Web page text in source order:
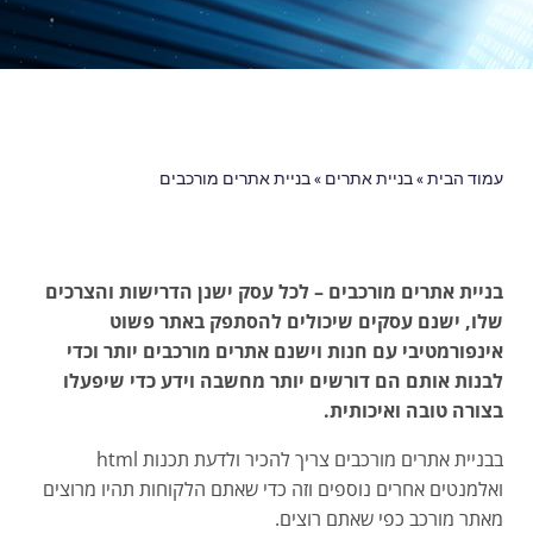
עמוד הבית»בניית אתרים »בניית אתרים מורכבים
בניית אתרים מורכבים – לכל עסק ישנן הדרישות והצרכים
שלו, ישנם עסקים שיכולים להסתפק באתר פשוט
אינפורמטיבי עם חנות וישנם אתרים מורכבים יותר וכדי
לבנות אותם הם דורשים יותר מחשבה וידע כדי שיפעלו
בצורה טובה ואיכותית.
בבניית אתרים מורכבים צריך להכיר ולדעת תכנות html
ואלמנטים אחרים נוספים וזה כדי שאתם הלקוחות תהיו מרוצים
מאתר מורכב כפי שאתם רוצים.